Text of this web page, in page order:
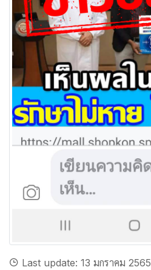
Last update: 13 มกราคม 2565